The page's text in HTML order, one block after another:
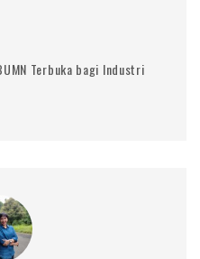
Terbuka bagi Industri